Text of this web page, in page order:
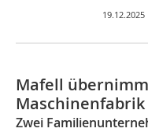
19.12.2025
Mafell
Maschinenfabrik
Zwei